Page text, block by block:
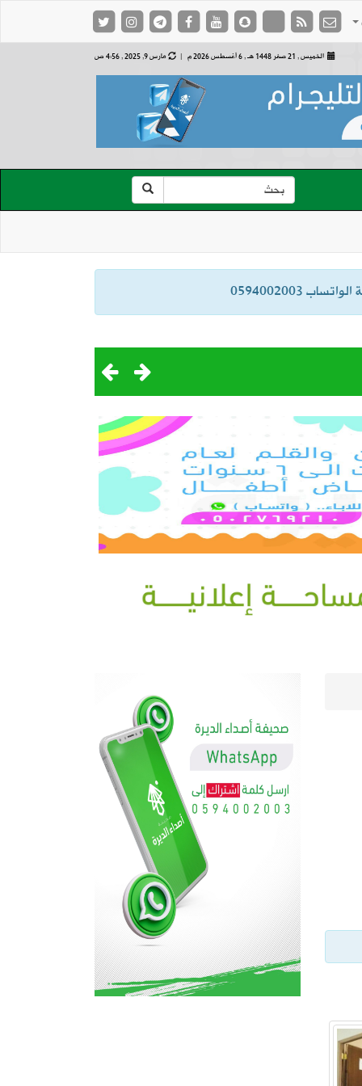
الخميس , 21 صفر 1448 هـ , 6 أغسطس 2026 م | مارس 9, 2025 , 4:56 ص